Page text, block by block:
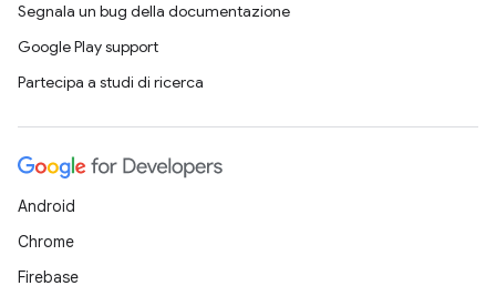
Segnala un bug della documentazione
Google Play support
Partecipa a studi di ricerca
Android
Chrome
Firebase